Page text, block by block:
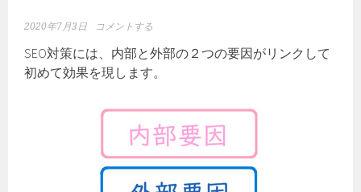
2020年7月3日 コメントする
SEO対策には、内部と外部の２つの要因がリンクして
初めて効果を現します。